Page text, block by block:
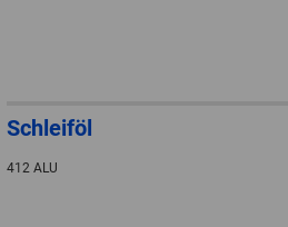
Schleiföl
412 ALU